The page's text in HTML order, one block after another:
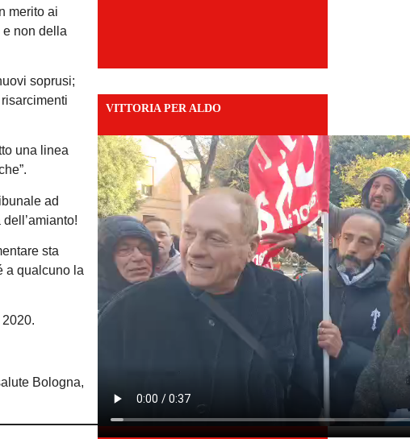
merito ai
e non della
soprusi;
una linea
ad
sta
a qualcuno la
Bologna,
VITTORIA PER ALDO